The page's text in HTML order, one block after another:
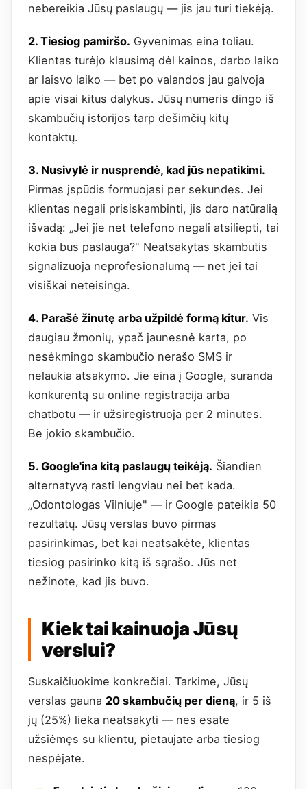
nebereikia Jūsų paslaugų — jis jau turi tiekėją.
2. Tiesiog pamiršo. Gyvenimas eina toliau.
Klientas turėjo klausimą dėl kainos, darbo laiko
ar laisvo laiko — bet po valandos jau galvoja
apie visai kitus dalykus. Jūsų numeris dingo iš
skambučių istorijos tarp dešimčių kitų
kontaktų.
3. Nusivylė ir nusprendė, kad jūs nepatikimi.
Pirmas įspūdis formuojasi per sekundes. Jei
klientas negali prisiskambinti, jis daro natūralią
išvadą: „Jei jie net telefono negali atsiliepti, tai
kokia bus paslauga?" Neatsakytas skambutis
signalizuoja neprofesionalumą — net jei tai
visiškai neteisinga.
4. Parašė žinutę arba užpildė formą kitur. Vis
daugiau žmonių, ypač jaunesnė karta, po
nesėkmingo skambučio nerašo SMS ir
nelaukia atsakymo. Jie eina į Google, suranda
konkurentą su online registracija arba
chatbotu — ir užsiregistruoja per 2 minutes.
Be jokio skambučio.
5. Google'ina kitą paslaugų teikėją. Šiandien
alternatyvą rasti lengviau nei bet kada.
„Odontologas Vilniuje" — ir Google pateikia 50
rezultatų. Jūsų verslas buvo pirmas
pasirinkimas, bet kai neatsakėte, klientas
tiesiog pasirinko kitą iš sąrašo. Jūs net
nežinote, kad jis buvo.
Kiek tai kainuoja Jūsų
verslui?
Suskaičiuokime konkrečiai. Tarkime, Jūsų
verslas gauna 20 skambučių per dieną, ir 5 iš
jų (25%) lieka neatsakyti — nes esate
užsiėmęs su klientu, pietaujate arba tiesiog
nespėjate.